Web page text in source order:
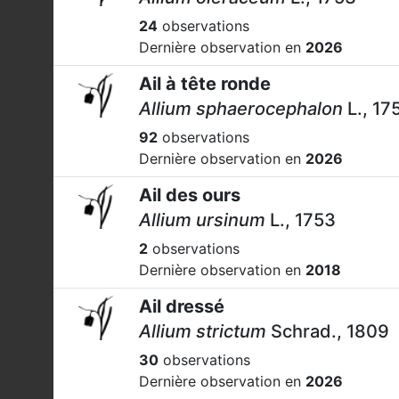
24 observations
Dernière observation en 2026
Ail à tête ronde
Allium sphaerocephalon L.,
92 observations
Dernière observation en 2026
Ail des ours
Allium ursinum L., 1753
2 observations
Dernière observation en 2018
Ail dressé
Allium strictum Schrad., 1809
30 observations
Dernière observation en 2026